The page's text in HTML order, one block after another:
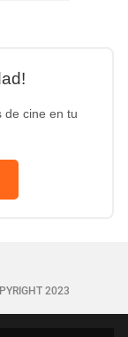
de cine en tu
2023